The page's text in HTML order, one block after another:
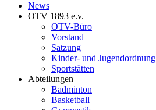
News
OTV 1893 e.v.
OTV-Büro
Vorstand
Satzung
Kinder- und Jugendordnung
Sportstätten
Abteilungen
Badminton
Basketball